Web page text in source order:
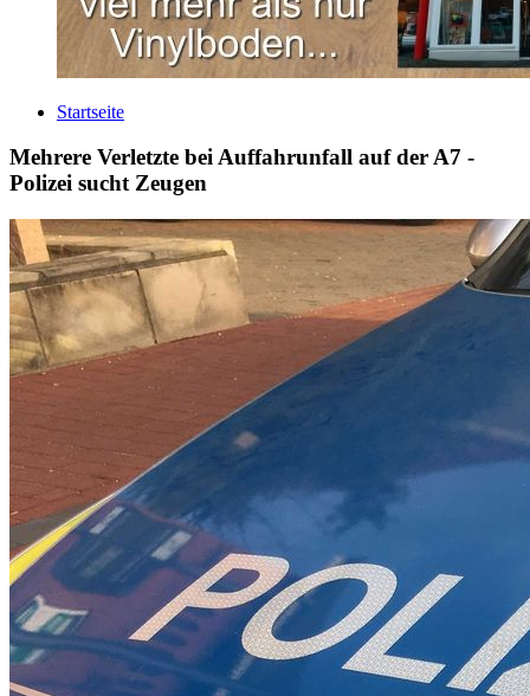
Startseite
Mehrere Verletzte bei Auffahrunfall auf der A7 -
Polizei sucht Zeugen